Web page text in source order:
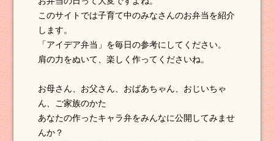
このサイトでは子育て中のみなさんのお弁当を紹介
します。
「アイデア弁当」を毎日の参考にしてください。
肩の力をぬいて、楽しく作ってくださいね。
お母さん、お父さん、おばあちゃん、おじいちゃ
ん、ご家族のかた
あなたの作ったキャラ弁をみんなに公開してみませ
んか？